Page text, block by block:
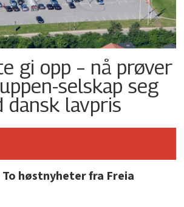
gi opp – nå prøver
selskap seg
dansk lavpris
To høstnyheter fra Freia